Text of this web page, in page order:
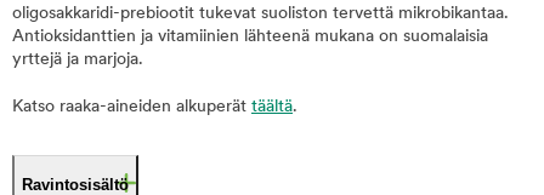
oligosakkaridi-prebiootit tukevat suoliston tervettä mikrobikantaa.
Antioksidanttien ja vitamiinien lähteenä mukana on suomalaisia
yrttejä ja marjoja.
Katso raaka-aineiden alkuperät täältä.
Ravintosisältö